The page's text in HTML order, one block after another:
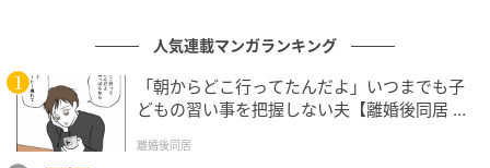
人気連載マンガランキング
「朝からどこ行ってたんだよ」いつまでも子
どもの習い事を把握しない夫【離婚後同居 Vo
離婚後同居